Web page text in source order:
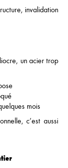
invalidation
un acier trop
mois
c’est aussi